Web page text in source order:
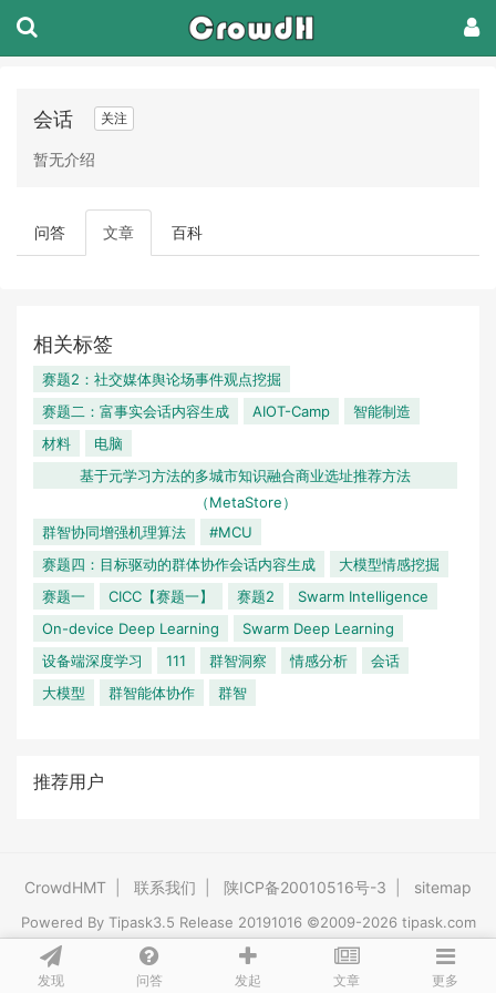
发现 问答 发起 文章 更多
会话 关注
暂无介绍
问答 文章 百科
相关标签
赛题2：社交媒体舆论场事件观点挖掘
赛题二：富事实会话内容生成
AIOT-Camp
智能制造
材料
电脑
基于元学习方法的多城市知识融合商业选址推荐方法
（MetaStore）
群智协同增强机理算法
#MCU
赛题四：目标驱动的群体协作会话内容生成
大模型情感挖掘
赛题一
CICC【赛题一】 赛题2
Swarm Intelligence
On-device Deep Learning
Swarm Deep Learning
设备端深度学习
111 群智洞察 情感分析
会话
大模型
群智能体协作 群智
推荐用户
CrowdHMT 联系我们 陕ICP备20010516号-3 sitemap
Powered By Tipask3.5 Release 20191016 ©2009-2026 tipask.com